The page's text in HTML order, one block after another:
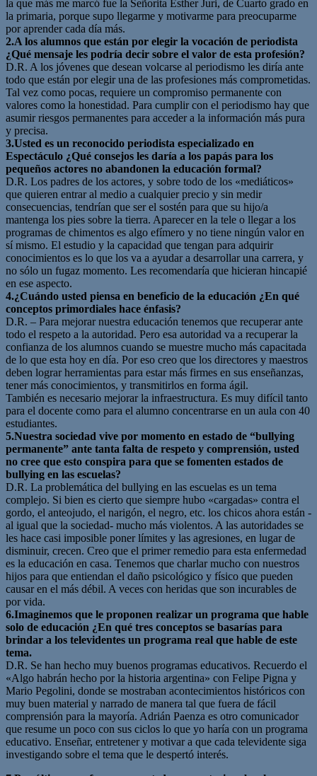
la que más me marcó fue la Señorita Esther Juri, de Cuarto grado en
la primaria, porque supo llegarme y motivarme para preocuparme
por aprender cada día más.
2.A los alumnos que están por elegir la vocación de periodista
¿Qué mensaje les podría decir sobre el valor de esta profesión?
D.R. A los jóvenes que desean volcarse al periodismo les diría ante
todo que están por elegir una de las profesiones más comprometidas.
Tal vez como pocas, requiere un compromiso permanente con
valores como la honestidad. Para cumplir con el periodismo hay que
asumir riesgos permanentes para acceder a la información más pura
y precisa.
3.Usted es un reconocido periodista especializado en
Espectáculo ¿Qué consejos les daría a los papás para los
pequeños actores no abandonen la educación formal?
D.R. Los padres de los actores, y sobre todo de los «mediáticos»
que quieren entrar al medio a cualquier precio y sin medir
consecuencias, tendrían que ser el sostén para que su hijo/a
mantenga los pies sobre la tierra. Aparecer en la tele o llegar a los
programas de chimentos es algo efímero y no tiene ningún valor en
sí mismo. El estudio y la capacidad que tengan para adquirir
conocimientos es lo que los va a ayudar a desarrollar una carrera, y
no sólo un fugaz momento. Les recomendaría que hicieran hincapié
en ese aspecto.
4.¿Cuándo usted piensa en beneficio de la educación ¿En qué
conceptos primordiales hace énfasis?
D.R. – Para mejorar nuestra educación tenemos que recuperar ante
todo el respeto a la autoridad. Pero esa autoridad va a recuperar la
confianza de los alumnos cuando se muestre mucho más capacitada
de lo que esta hoy en día. Por eso creo que los directores y maestros
deben lograr herramientas para estar más firmes en sus enseñanzas,
tener más conocimientos, y transmitirlos en forma ágil.
También es necesario mejorar la infraestructura. Es muy difícil tanto
para el docente como para el alumno concentrarse en un aula con 40
estudiantes.
5.Nuestra sociedad vive por momento en estado de “bullying
permanente” ante tanta falta de respeto y comprensión, usted
no cree que esto conspira para que se fomenten estados de
bullying en las escuelas?
D.R. La problemática del bullying en las escuelas es un tema
complejo. Si bien es cierto que siempre hubo «cargadas» contra el
gordo, el anteojudo, el narigón, el negro, etc. los chicos ahora están -
al igual que la sociedad- mucho más violentos. A las autoridades se
les hace casi imposible poner límites y las agresiones, en lugar de
disminuir, crecen. Creo que el primer remedio para esta enfermedad
es la educación en casa. Tenemos que charlar mucho con nuestros
hijos para que entiendan el daño psicológico y físico que pueden
causar en el más débil. A veces con heridas que son incurables de
por vida.
6.Imaginemos que le proponen realizar un programa que hable
solo de educación ¿En qué tres conceptos se basarías para
brindar a los televidentes un programa real que hable de este
tema.
D.R. Se han hecho muy buenos programas educativos. Recuerdo el
«Algo habrán hecho por la historia argentina» con Felipe Pigna y
Mario Pegolini, donde se mostraban acontecimientos históricos con
muy buen material y narrado de manera tal que fuera de fácil
comprensión para la mayoría. Adrián Paenza es otro comunicador
que resume un poco con sus ciclos lo que yo haría con un programa
educativo. Enseñar, entretener y motivar a que cada televidente siga
investigando sobre el tema que le despertó interés.